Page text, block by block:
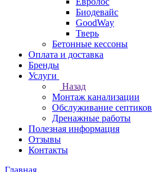
Биодевайс
GoodWay
Тверь
Бетонные кессоны
Оплата и доставка
Бренды
Услуги
Назад
Монтаж канализации
Обслуживание септиков
Дренажные работы
Полезная информация
Отзывы
Контакты
Главная